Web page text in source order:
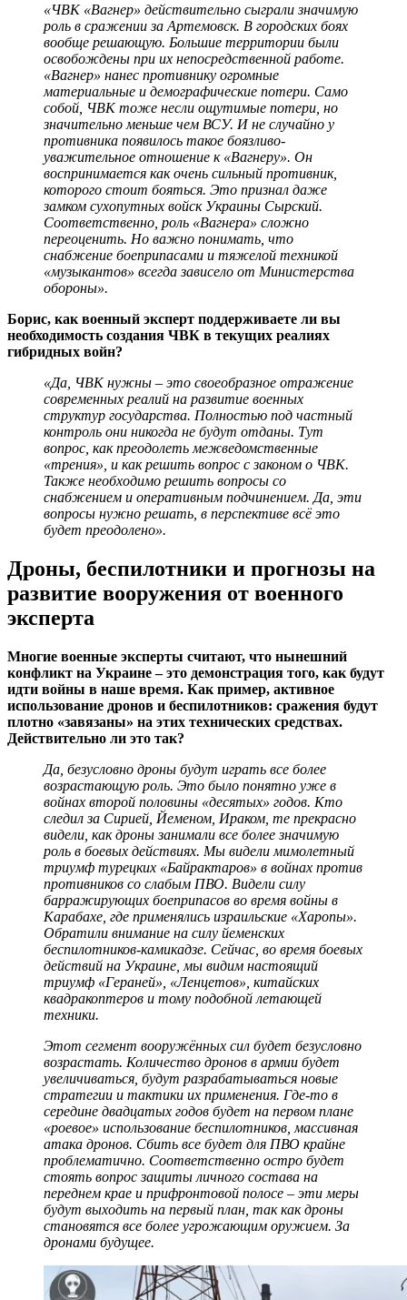
«ЧВК «Вагнер» действительно сыграли значимую
роль в сражении за Артемовск. В городских боях
вообще решающую. Большие территории были
освобождены при их непосредственной работе.
«Вагнер» нанес противнику огромные
материальные и демографические потери. Само
собой, ЧВК тоже несли ощутимые потери, но
значительно меньше чем ВСУ. И не случайно у
противника появилось такое боязливо-
уважительное отношение к «Вагнеру». Он
воспринимается как очень сильный противник,
которого стоит бояться. Это признал даже
замком сухопутных войск Украины Сырский.
Соответственно, роль «Вагнера» сложно
переоценить. Но важно понимать, что
снабжение боеприпасами и тяжелой техникой
«музыкантов» всегда зависело от Министерства
обороны».
Борис, как военный эксперт поддерживаете ли вы
необходимость создания ЧВК в текущих реалиях
гибридных войн?
«Да, ЧВК нужны – это своеобразное отражение
современных реалий на развитие военных
структур государства. Полностью под частный
контроль они никогда не будут отданы. Тут
вопрос, как преодолеть межведомственные
«трения», и как решить вопрос с законом о ЧВК.
Также необходимо решить вопросы со
снабжением и оперативным подчинением. Да, эти
вопросы нужно решать, в перспективе всё это
будет преодолено».
Дроны, беспилотники и прогнозы на
развитие вооружения от военного
эксперта
Многие военные эксперты считают, что нынешний
конфликт на Украине – это демонстрация того, как будут
идти войны в наше время. Как пример, активное
использование дронов и беспилотников: сражения будут
плотно «завязаны» на этих технических средствах.
Действительно ли это так?
Да, безусловно дроны будут играть все более
возрастающую роль. Это было понятно уже в
войнах второй половины «десятых» годов. Кто
следил за Сирией, Йеменом, Ираком, те прекрасно
видели, как дроны занимали все более значимую
роль в боевых действиях. Мы видели мимолетный
триумф турецких «Байрактаров» в войнах против
противников со слабым ПВО. Видели силу
барражирующих боеприпасов во время войны в
Карабахе, где применялись израильские «Харопы».
Обратили внимание на силу йеменских
беспилотников-камикадзе. Сейчас, во время боевых
действий на Украине, мы видим настоящий
триумф «Гераней», «Ленцетов», китайских
квадракоптеров и тому подобной летающей
техники.
Этот сегмент вооружённых сил будет безусловно
возрастать. Количество дронов в армии будет
увеличиваться, будут разрабатываться новые
стратегии и тактики их применения. Где-то в
середине двадцатых годов будет на первом плане
«роевое» использование беспилотников, массивная
атака дронов. Сбить все будет для ПВО крайне
проблематично. Соответственно остро будет
стоять вопрос защиты личного состава на
переднем крае и прифронтовой полосе – эти меры
будут выходить на первый план, так как дроны
становятся все более угрожающим оружием. За
дронами будущее.